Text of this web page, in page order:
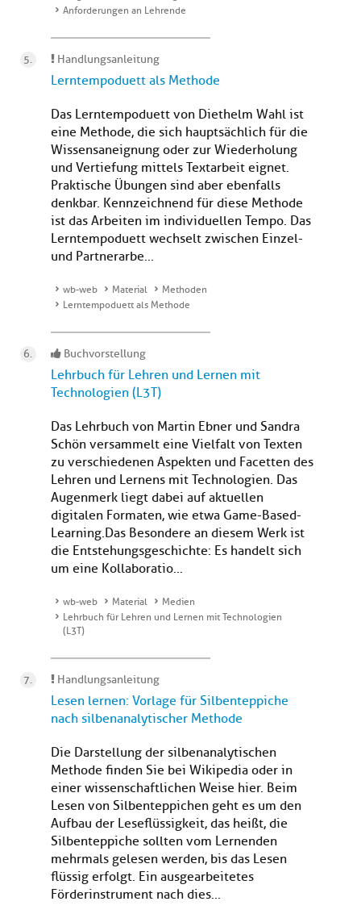
Anforderungen an Lehrende
Handlungsanleitung
Lerntempoduett als Methode
Das Lerntempoduett von Diethelm Wahl ist
eine Methode, die sich hauptsächlich für die
Wissensaneignung oder zur Wiederholung
und Vertiefung mittels Textarbeit eignet.
Praktische Übungen sind aber ebenfalls
denkbar. Kennzeichnend für diese Methode
ist das Arbeiten im individuellen Tempo. Das
Lerntempoduett wechselt zwischen Einzel-
und Partnerarbe...
wb-web Material
Methoden
Lerntempoduett als Methode
Buchvorstellung
Lehrbuch für Lehren und Lernen mit
Technologien (L3T)
Das Lehrbuch von Martin Ebner und Sandra
Schön versammelt eine Vielfalt von Texten
zu verschiedenen Aspekten und Facetten des
Lehren und Lernens mit Technologien. Das
Augenmerk liegt dabei auf aktuellen
digitalen Formaten, wie etwa Game-Based-
Learning. Das Besondere an diesem Werk ist
die Entstehungsgeschichte: Es handelt sich
um eine Kollaboratio...
wb-web Material
Medien
Lehrbuch für Lehren und Lernen mit Technologien
(L3T)
Handlungsanleitung
Lesen lernen: Vorlage für Silbenteppiche
nach silbenanalytischer Methode
Die Darstellung der silbenanalytischen
Methode finden Sie bei Wikipedia oder in
einer wissenschaftlichen Weise hier. Beim
Lesen von Silbenteppichen geht es um den
Aufbau der Leseflüssigkeit, das heißt, die
Silbenteppiche sollten vom Lernenden
mehrmals gelesen werden, bis das Lesen
flüssig erfolgt. Ein ausgearbeitetes
Förderinstrument nach dies...